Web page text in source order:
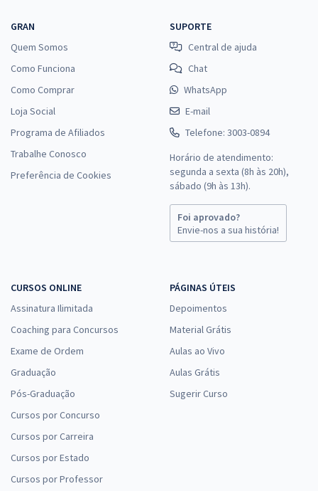
GRAN
Quem Somos
Como Funciona
Como Comprar
Loja Social
Programa de Afiliados
Trabalhe Conosco
Preferência de Cookies
SUPORTE
Central de ajuda
Chat
WhatsApp
E-mail
Telefone: 3003-0894
Horário de atendimento:
segunda a sexta (8h às 20h),
sábado (9h às 13h).
Foi aprovado?
Envie-nos a sua história!
CURSOS ONLINE
Assinatura Ilimitada
Coaching para Concursos
Exame de Ordem
Graduação
Pós-Graduação
Cursos por Concurso
Cursos por Carreira
Cursos por Estado
Cursos por Professor
PÁGINAS ÚTEIS
Depoimentos
Material Grátis
Aulas ao Vivo
Aulas Grátis
Sugerir Curso